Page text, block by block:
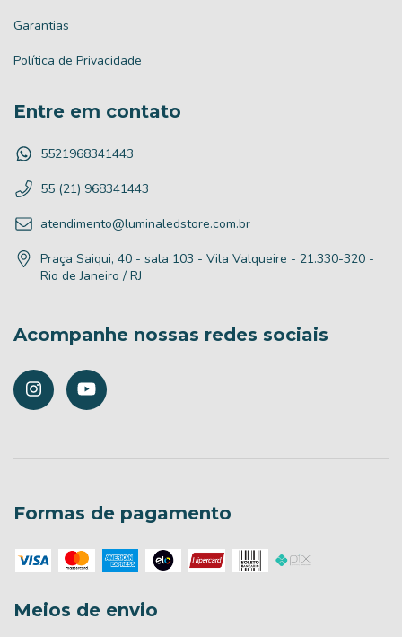
Garantias
Política de Privacidade
Entre em contato
5521968341443
55 (21) 968341443
atendimento@luminaledstore.com.br
Praça Saiqui, 40 - sala 103 - Vila Valqueire - 21.330-320 -
Rio de Janeiro / RJ
Acompanhe nossas redes sociais
Formas de pagamento
Meios de envio